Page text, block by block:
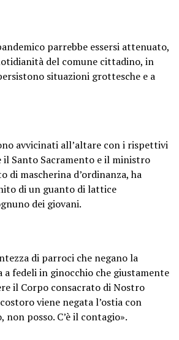
parrebbe essersi attenuato,
del comune cittadino, in
situazioni grottesche e a
avvicinati all’altare con i rispettivi
Santo Sacramento e il ministro
di mascherina d’ordinanza, ha
di un guanto di lattice
dei giovani.
di parroci che negano la
a fedeli in ginocchio che giustamente
il Corpo consacrato di Nostro
viene negata l’ostia con
non posso. C’è il contagio».